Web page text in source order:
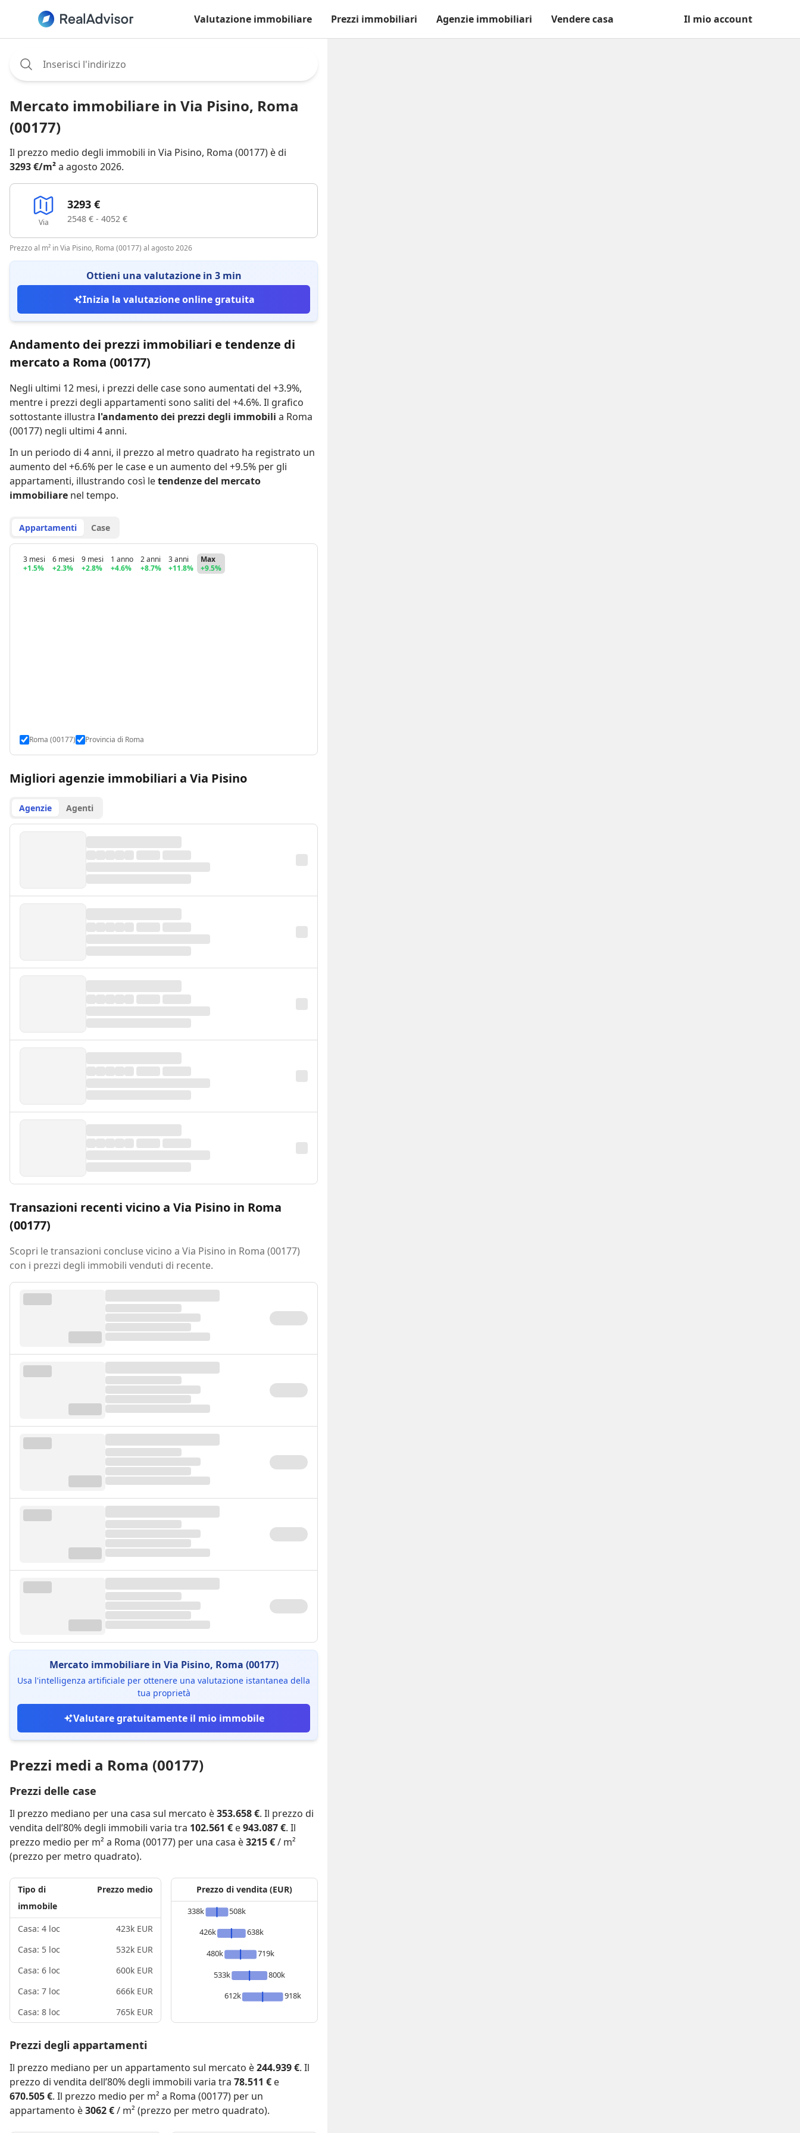
Valutazione immobiliare Prezzi immobiliari Agenzie immobiliari Vendere casa Il mio account
Mercato immobiliare in Via Pisino, Roma
(00177)
Il prezzo medio degli immobili in Via Pisino, Roma (00177) è di
3293 €/m²a agosto 2026.
Via
3293 €
2548 € - 4052 €
Prezzo al m² in Via Pisino, Roma (00177) al agosto 2026
Ottieni una valutazione in 3 min
Inizia la valutazione online gratuita
Andamento dei prezzi immobiliari e tendenze di
mercato a Roma (00177)
Negli ultimi 12 mesi, i prezzi delle case sono aumentati del +3.9%,
mentre i prezzi degli appartamenti sono saliti del +4.6%. Il grafico
sottostante illustra l'andamento dei prezzi degli immobili a Roma
(00177) negli ultimi 4 anni.
In un periodo di 4 anni, il prezzo al metro quadrato ha registrato un
aumento del +6.6% per le case e un aumento del +9.5% per gli
appartamenti, illustrando così letendenze del mercato
immobiliare nel tempo.
Appartamenti Case
3 mesi
+1.5%
6 mesi
+2.3%
9 mesi
+2.8%
1 anno
+4.6%
2 anni
+8.7%
3 anni
+11.8%
Max
+9.5%
Roma (00177) Provincia di Roma
Migliori agenzie immobiliari a Via Pisino
Agenzie Agenti
Transazioni recenti vicino a Via Pisino in Roma
(00177)
Scopri le transazioni concluse vicino a Via Pisino in Roma (00177)
con i prezzi degli immobili venduti di recente.
Mercato immobiliare in Via Pisino, Roma (00177)
Usa l'intelligenza artificiale per ottenere una valutazione istantanea della
tua proprietà
Valutare gratuitamente il mio immobile
Prezzi medi a Roma (00177)
Prezzi delle case
Il prezzo mediano per una casa sul mercato è353.658 €. Il prezzo di
vendita dell’80% degli immobili varia tra 102.561 € e943.087 €. Il
prezzo medio per m² a Roma (00177) per una casa è3215 €/ m²
(prezzo per metro quadrato).
Tipo di
immobile
Prezzo medio
Casa: 4 loc
423k EUR
Casa: 5 loc
532k EUR
Casa: 6 loc
600k EUR
Casa: 7 loc
666k EUR
Casa: 8 loc
765k EUR
Prezzo di vendita (EUR)
338k
508k
426k
638k
480k
719k
533k
800k
612k
918k
Prezzi degli appartamenti
Il prezzo mediano per un appartamento sul mercato è244.939 €. Il
prezzo di vendita dell’80% degli immobili varia tra 78.511 € e
670.505 €. Il prezzo medio per m² a Roma (00177) per un
appartamento è3062 €/ m² (prezzo per metro quadrato).